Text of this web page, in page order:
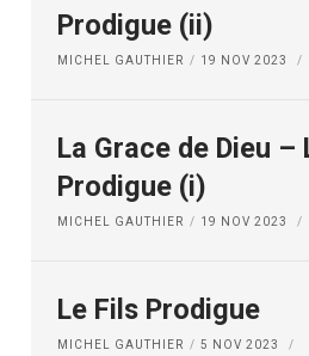
Prodigue (ii)
MICHEL GAUTHIER 19 NOV 2023
La Grace de Dieu –
Prodigue (i)
MICHEL GAUTHIER 19 NOV 2023
Le Fils Prodigue
MICHEL GAUTHIER 5 NOV 2023